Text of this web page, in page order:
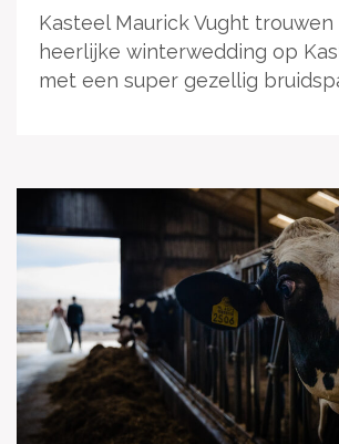
Kasteel Maurick Vught trouwen
heerlijke winterwedding op
met een super gezellig